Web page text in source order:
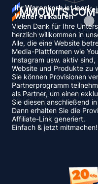
Ihr Warenkorb ist leer!
Weiter einkaufen
Vielen Dank für Ihre
herzlich willkommen in
Alle, die eine Website
Media-Plattformen wie
Instagram usw. aktiv
Website und Produkte zu
Sie können Provisionen
Partnerprogramm
als Partner, um einen
Sie diesen anschließend
Dann erhalten Sie die
Affiliate-Link generiert.
Einfach & jetzt mitmachen!